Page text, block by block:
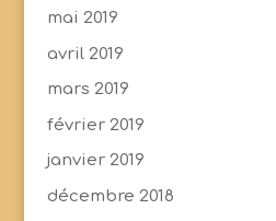
mai 2019
avril 2019
mars 2019
février 2019
janvier 2019
décembre 2018